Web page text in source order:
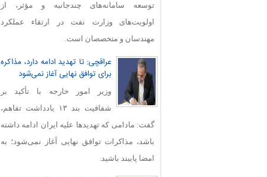
توسعه سامانه‌های چندجانبه و مؤثر، از
اولویت‌های وزارت نفت در ارتقاء عملکرد
مهندسان و متخصصان است.
عراقچی: تا تهدید ادامه دارد، مذاکره
برای توافق نهایی آغاز نمی‌شود
وزیر امور خارجه با تأکید بر
شفافیت بند ۱۳ یادداشت تفاهم،
گفت: مادامی که تهدیدها علیه ایران ادامه داشته
باشد، مذاکرات توافق نهایی آغاز نمی‌شود؛ به
امضا پایبند باشید.